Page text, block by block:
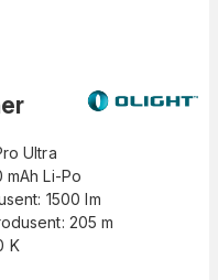
Ultra
Li-Po
1500 lm
205 m
K